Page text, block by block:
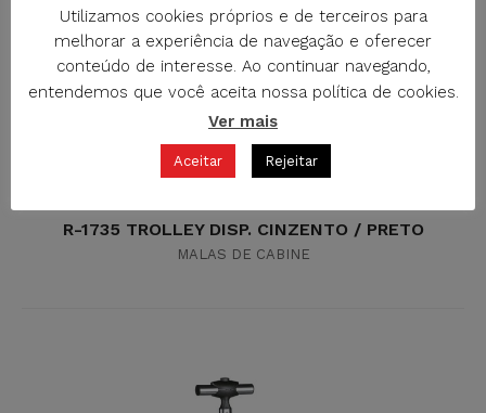
R-1735 TROLLEY DISP. CINZENTO / PRETO
MALAS DE CABINE
Utilizamos cookies próprios e de terceiros para
melhorar a experiência de navegação e oferecer
conteúdo de interesse. Ao continuar navegando,
entendemos que você aceita nossa política de cookies.
Ver mais
Aceitar Rejeitar